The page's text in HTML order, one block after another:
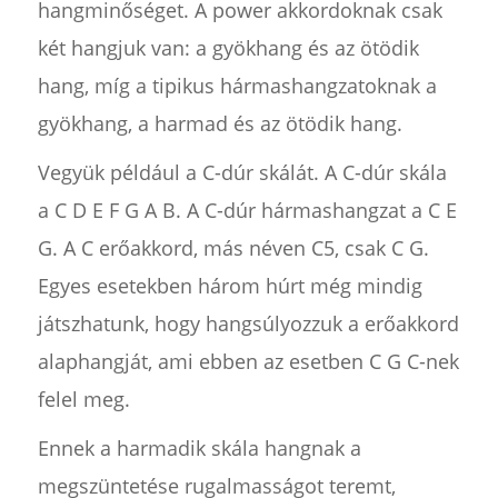
hangminőséget. A power akkordoknak csak
két hangjuk van: a gyökhang és az ötödik
hang, míg a tipikus hármashangzatoknak a
gyökhang, a harmad és az ötödik hang.
Vegyük például a C-dúr skálát. A C-dúr skála
a C D E F G A B. A C-dúr hármashangzat a C E
G. A C erőakkord, más néven C5, csak C G.
Egyes esetekben három húrt még mindig
játszhatunk, hogy hangsúlyozzuk a erőakkord
alaphangját, ami ebben az esetben C G C-nek
felel meg.
Ennek a harmadik skála hangnak a
megszüntetése rugalmasságot teremt,